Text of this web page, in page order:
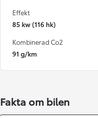
Effekt
85 kw (116 hk)
Kombinerad Co2
91 g/km
Fakta om bilen